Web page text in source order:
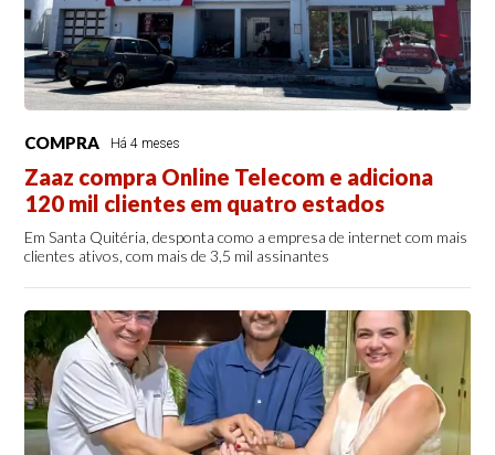
COMPRA Há 4 meses
Zaaz compra Online Telecom e adiciona
120 mil clientes em quatro estados
Em Santa Quitéria, desponta como a empresa de internet com mais
clientes ativos, com mais de 3,5 mil assinantes